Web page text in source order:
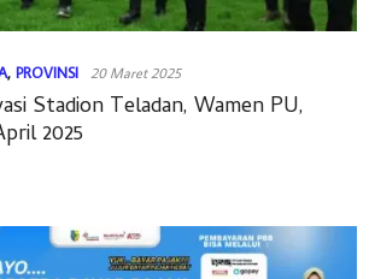
, PROVINSI 20 Maret 2025
Stadion Teladan, Wamen PU,
2025